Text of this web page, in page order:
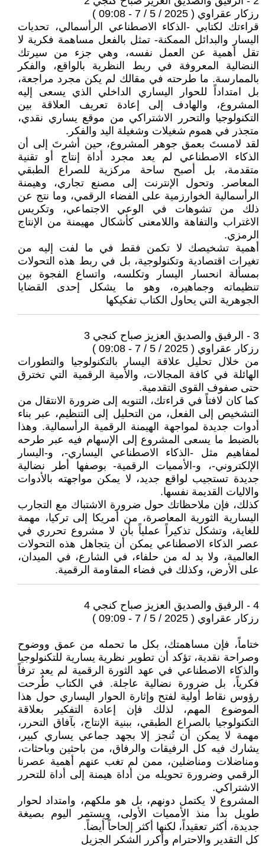
رزكار عقراوي ( 2025 / 5 / 7 - 09:08 )
قراءتك لكتابي -الذكاء الاصطناعي الرأسمالي، تحديات
اليسار والبدائل الممكنة- تمثل بالفعل مساهمة فكرية لا
تقل أهمية عن العمل نفسه، وهي جزء من سيرتك
النضالية المعروفة في ربط النظرية بالواقع، والفكر
بالممارسة. ما طرحته في مقالك لم يكن مجرد مراجعة،
بل امتداداً للحوار اليساري الداخلي الذي يسعى إليه
المشروع، والهادف إلى إعادة تعريف العلاقة بين
التكنولوجيا والتحرر الاشتراكي من موقع يساري نقدي،
متجذر في هموم شغيلات وشغيلة اليد والفكر.
لقد لامستَ بعمق جوهر المشروع، حين أشرتَ إلى أن
الذكاء الاصطناعي لم يعد مجرد أداة إنتاج أو تقنية
متقدمة، بل أصبح ساحة مركزية للصراع الطبقي
المعاصر. وتحول الإنترنت إلى مصنع تجاري، وهيمنة
الرأسمالية الخوارزمية على الفضاء الرقمي، وما نتج عن
ذلك من تشوهات في الوعي الاجتماعي، وتكريس
الاغتراب والتفاهة واللامعنى كأشكال مهيمنة من الإنتاج
الرمزي.
أهمية تشخيصك لا تكمن فقط في ما لفت إليه من
تغيرات اقتصادية وتكنولوجية، بل في ربط هذه التحولات
بمسألة انحسار اليسار وتكلسه، واتساع الفجوة بين
تنظيماته وجماهيره، وهو ما يشكل إحدى القضايا
الجوهرية التي يحاول الكتاب تفكيكها
3 - الرفيق والصديق العزيز صباح كنجي 3
رزكار عقراوي ( 2025 / 5 / 7 - 09:08 )
من خلال تحليل علاقة اليسار بالتكنولوجيا والتطورات
الهائلة في كافة المجالات، والأمية الرقمية التي تخترق
حتى صفوف القوى التقدمية.
كما كان لافتاً في قراءتك، التنويه إلى ضرورة الانتقال من
التشخيص إلى الفعل، من التحليل إلى التنظيم، عبر بناء
أدوات جديدة لمواجهة الهيمنة الرقمية الرأسمالية. وهذا
بالضبط ما يسعى المشروع إلى الإسهام فيه عبر طرحه
لمفاهيم مثل -الذكاء الاصطناعي اليساري-، و-اليسار
الإلكتروني-، و-الأمميات الرقمية- بوصفها أطر نضالية
جديدة تستجيب لواقع جديد، لا يمكن مواجهته بالأدوات
والاليات القديمة نفسها.
كذلك، فإن ملاحظاتك حول ضرورة الاشتباك مع التجارب
اليسارية الثورية المعاصرة، من أمريكا إلى تركيا، مهمة
للغاية، وتشكل تذكيراً عملياً بأن لا مشروع تحرري في
عصر الذكاء الاصطناعي يمكن أن يتجاهل هذه التحولات
العالمية، ولا بد له من حلفاء، في الشارع، في الميدان،
على الأرض، وكذلك في فضاء المقاومة الرقمية.
4 - الرفيق والصديق العزيز صباح كنجي 4
رزكار عقراوي ( 2025 / 5 / 7 - 09:09 )
ختاماً، فإن مساهمتك، بكل ما تحمله من عمق ووضوح
وصراحة نقدية، تؤكد أن تطوير نظرية يسارية للتكنولوجيا
والذكاء الاصطناعي في عهد الثورة الرقمية لم يعد ترفاً
فكرياً، بل ضرورة نضالية عاجلة. في الكتاب طُرحت
رؤوس نقاط أولية لفتح وإثارة الحوار اليساري حول هذا
الموضوع المهم، لذلك فإن إعادة التفكير بعلاقة
التكنولوجيا بالصراع الطبقي، ببنية الإنتاج، بآفاق التحرر،
مهمة لا يمكن أن تُنجز إلا بجهد جماعي يساري كبير،
يشارك فيه كل الرفيقات والرفاق، من باحثين وباحثات،
ومناضلات ومناضلين، ممن لم تغب عنهم أهمية عصرنا
الرقمي وضرورة تحويله من أداة هيمنة إلى أداة للتحرر
الاشتراكي.
المشروع لا يكتمل دونهم، بل هو ملكهم، وامتداد لحوار
طويل بدأ منذ الأمميات الأولى، ويستمر اليوم بصيغة
جديدة، أكثر تعقيداً، لكنها أكثر إلحاحاً أيضاً.
كل التقدير والاحترام وأكرر الشكر الجزيل